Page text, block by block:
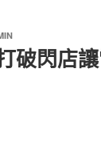
破閃店